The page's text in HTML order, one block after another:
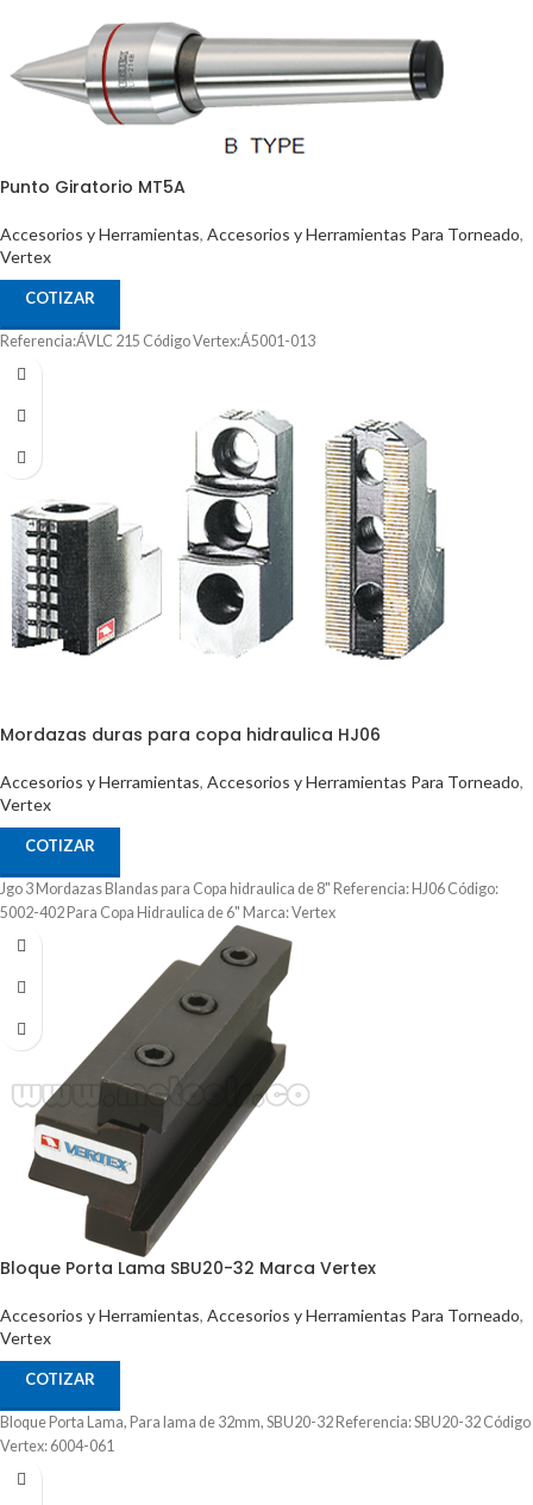
Punto Giratorio MT5A
Accesorios y Herramientas, Accesorios y Herramientas Para Torneado,
Vertex
COTIZAR
Referencia:ÁVLC 215 Código Vertex:Á5001-013
Mordazas duras para copa hidraulica HJ06
Accesorios y Herramientas, Accesorios y Herramientas Para Torneado,
Vertex
COTIZAR
Jgo 3 Mordazas Blandas para Copa hidraulica de 8" Referencia: HJ06 Código:
5002-402 Para Copa Hidraulica de 6" Marca: Vertex
Bloque Porta Lama SBU20-32 Marca Vertex
Accesorios y Herramientas, Accesorios y Herramientas Para Torneado,
Vertex
COTIZAR
Bloque Porta Lama, Para lama de 32mm, SBU20-32 Referencia: SBU20-32 Código
Vertex: 6004-061